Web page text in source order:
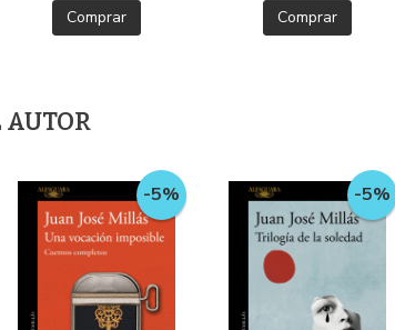
Comprar Comprar
AUTOR
-5% -5%